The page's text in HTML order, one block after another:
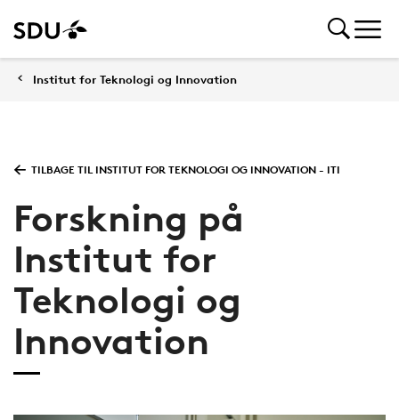
Institut for Teknologi og Innovation
TILBAGE TIL INSTITUT FOR TEKNOLOGI OG INNOVATION - ITI
Forskning på
Institut for
Teknologi og
Innovation